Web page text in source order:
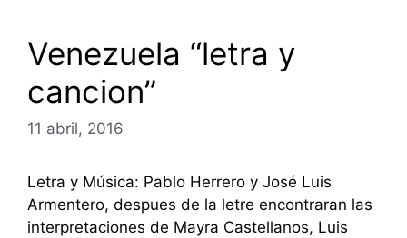
Venezuela “letra y
cancion”
11 abril, 2016
Letra y Música: Pablo Herrero y José Luis
Armentero, despues de la letre encontraran las
interpretaciones de Mayra Castellanos, Luis